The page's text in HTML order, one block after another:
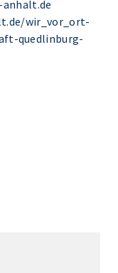
wir_vor_ort-
quedlinburg-